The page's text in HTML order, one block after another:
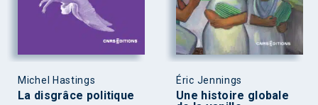
Michel Hastings
La disgrâce politique
Éric Jennings
Une histoire globale